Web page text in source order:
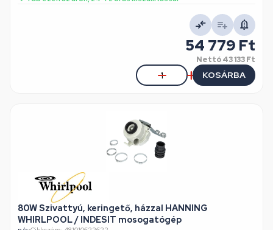
54 779 Ft
Nettó43 133 Ft
KOSÁRBA
80W Szivattyú, keringető, házzal HANNING
WHIRLPOOL / INDESIT mosogatógép